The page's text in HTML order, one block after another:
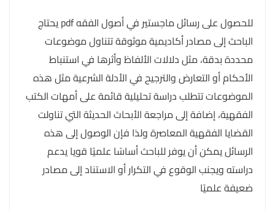
للحصول على رسائل ماجستير في أصول الفقه pdf يحتاج
الباحث إلى مصادر أكاديمية موثوقة تتناول موضوعات
محددة بدقة، مثل دلالات الألفاظ وأثرها في استنباط
الأحكام أو التعارض والترجيح في الأدلة الشرعية مثل هذه
الموضوعات تتطلب دراسة تحليلية قائمة على أمهات الكتب
الفقهية، إضافة إلى مراجعة الأبحاث الحديثة التي تناولت
القضايا الفقهية المعاصرة ولذا فإن الوصول إلى هذه
الرسائل يمكن أن يوفر للباحث أساسًا علميًا قويا يدعم
دراسته ويجنب الوقوع في التكرار أو الاستناد إلى مصادر
ضعيفة علميًا